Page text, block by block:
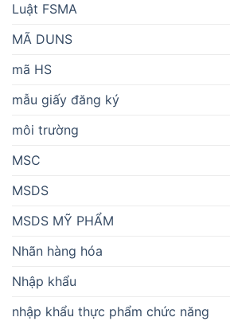
Luật FSMA
MÃ DUNS
mã HS
mẫu giấy đăng ký
môi trường
MSC
MSDS
MSDS MỸ PHẨM
Nhãn hàng hóa
Nhập khẩu
nhập khẩu thực phẩm chức năng